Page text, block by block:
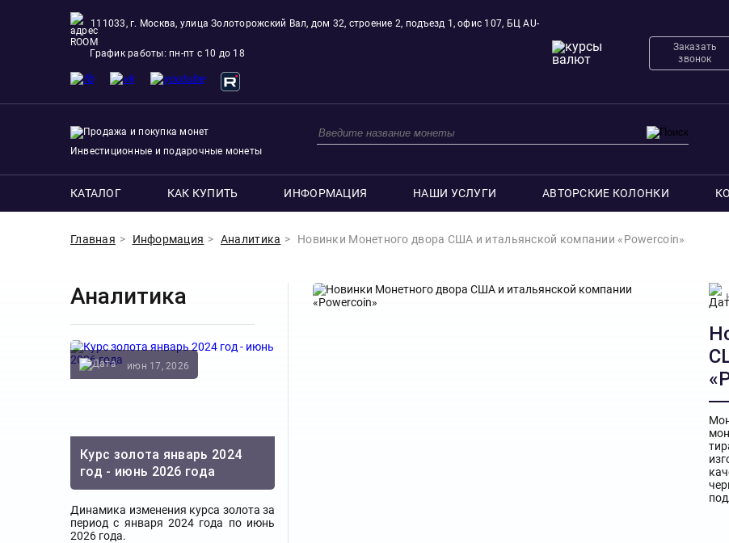
111033, г. Москва, улица Золоторожский Вал, дом 32, строение 2, подъезд 1, офис 107, БЦ AU-
ROOM
График работы: пн-пт с 10 до 18
Заказать
звонок
Инвестиционные и подарочные монеты
КАТАЛОГ КАК КУПИТЬ ИНФОРМАЦИЯ НАШИ УСЛУГИ АВТОРСКИЕ КОЛОНКИ
Главная Информация Аналитика Новинки Монетного двора США и итальянской компании «Powercoin»
Аналитика
Курс золота январь 2024
год - июнь 2026 года
июн 17, 2026
Динамика изменения курса золота за
период с января 2024 года по июнь
2026 года.